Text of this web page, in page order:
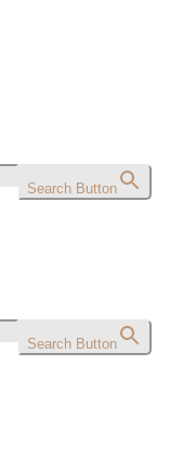
Search Button
Search Button